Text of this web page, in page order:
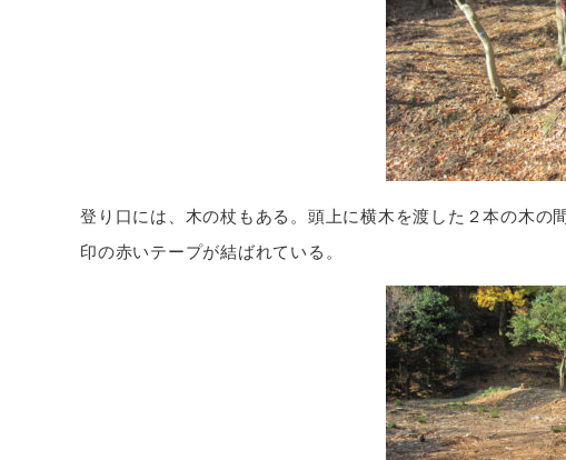
登り口には、木の杖もある。頭上に横木を渡した２本の木の
印の赤いテープが結ばれている。